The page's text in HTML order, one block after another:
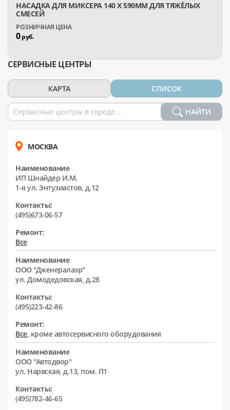
НАСАДКА ДЛЯ МИКСЕРА 140 Х 590ММ ДЛЯ ТЯЖЁЛЫХ
СМЕСЕЙ
0руб.
СЕРВИСНЫЕ ЦЕНТРЫ
КАРТА СПИСОК
НАЙТИ
МОСКВА
Наименование
ИП Шнайдер И.М.
1-я ул. Энтузиастов, д.12
Контакты:
(495)673-06-57
Ремонт:
Все
Наименование
ООО "Дженералаэр"
ул. Домодедовская, д.28
Контакты:
(495)223-42-86
Ремонт:
Все, кроме автосервисного оборудования
Наименование
ООО "Автодвор"
ул. Нарвская, д.13, пом. П1
Контакты:
(495)782-46-65